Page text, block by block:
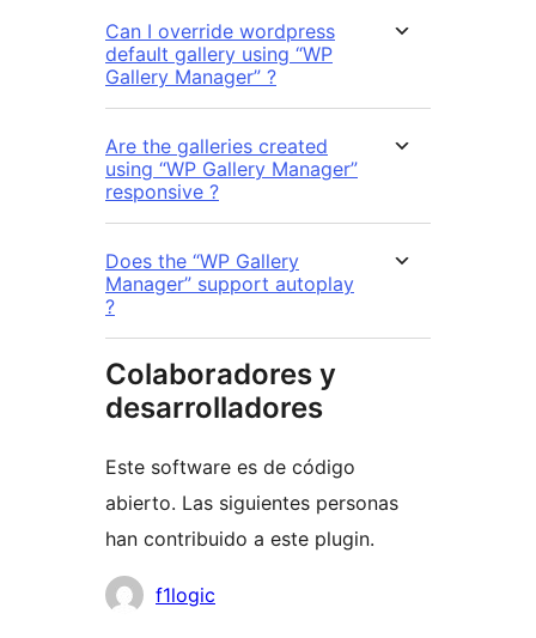
Can I override wordpress
default gallery using “WP
Gallery Manager” ?
Are the galleries created
using “WP Gallery Manager”
responsive ?
Does the “WP Gallery
Manager” support autoplay
?
Colaboradores y
desarrolladores
Este software es de código
abierto. Las siguientes personas
han contribuido a este plugin.
Colaboradores
f1logic